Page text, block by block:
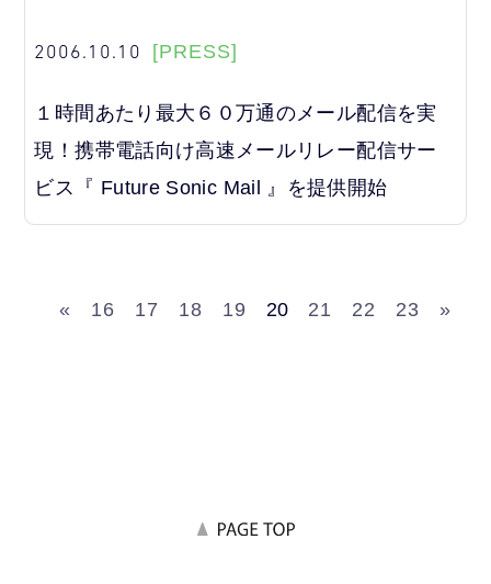
2006.10.10 [PRESS]
１時間あたり最大６０万通のメール配信を実
現！携帯電話向け高速メールリレー配信サー
ビス『 Future Sonic Mail 』を提供開始
« 16 17 18 19 20 21 22 23 »